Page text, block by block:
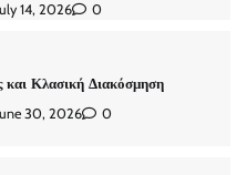
14, 2026 0
και Κλασική Διακόσμηση
30, 2026 0